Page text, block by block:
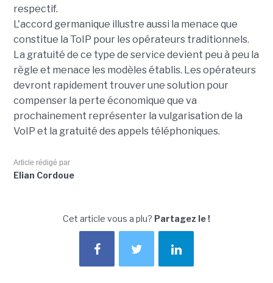
respectif.
L'accord germanique illustre aussi la menace que
constitue la ToIP pour les opérateurs traditionnels.
La gratuité de ce type de service devient peu à peu la
règle et menace les modèles établis. Les opérateurs
devront rapidement trouver une solution pour
compenser la perte économique que va
prochainement représenter la vulgarisation de la
VoIP et la gratuité des appels téléphoniques.
Article rédigé par
Elian Cordoue
Cet article vous a plu? Partagez le !